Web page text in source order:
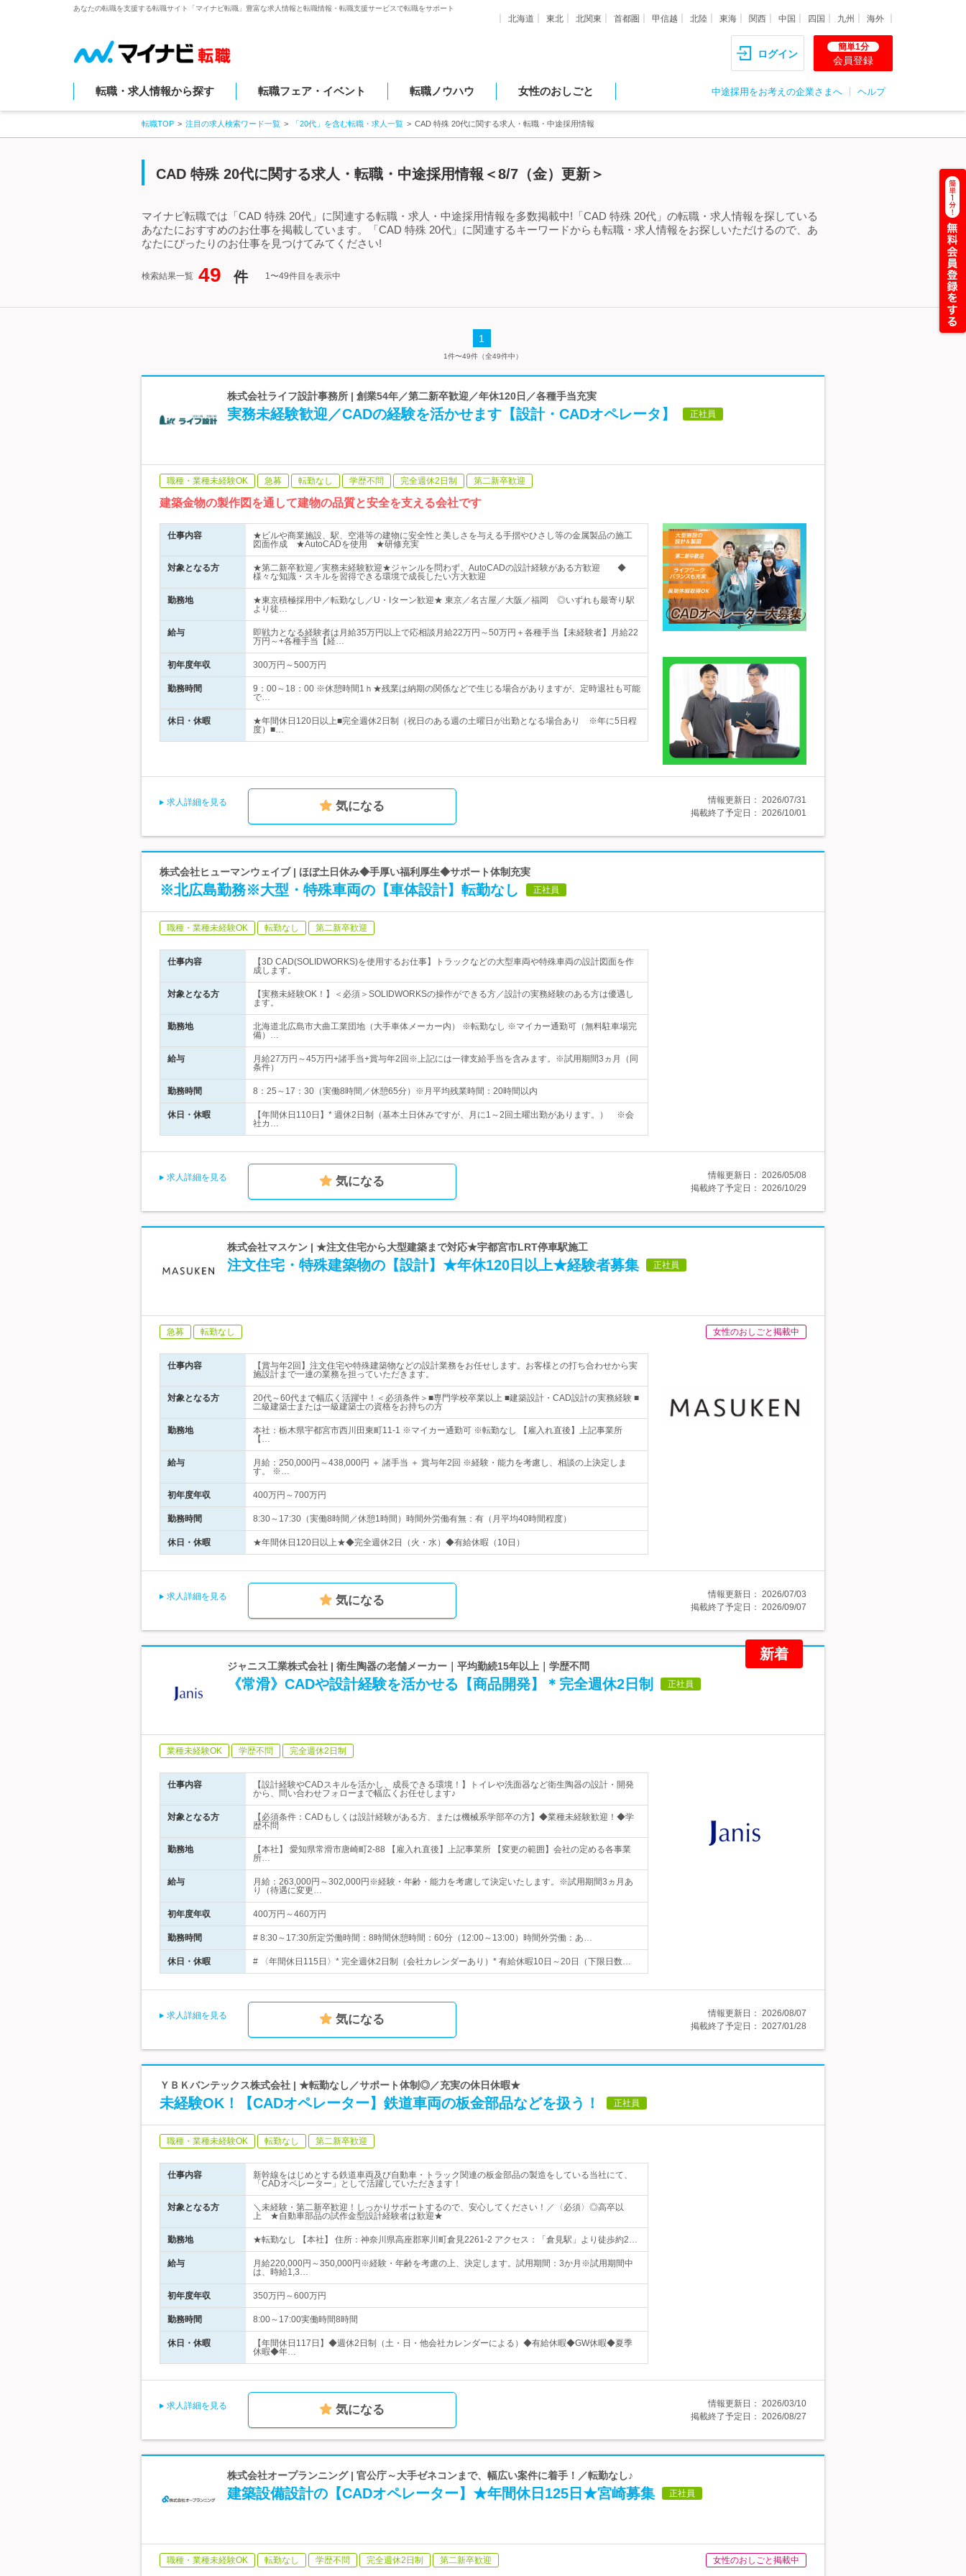
あなたの転職を支援する転職サイト「マイナビ転職」豊富な求人情報と転職情報・転職支援サービスで転職をサポート
北海道 東北 北関東 首都圏 甲信越 北陸 東海 関西 中国 四国 九州 海外
ログイン
簡単1分
会員登録
転職・求人情報から探す 転職フェア・イベント 転職ノウハウ 女性のおしごと 中途採用をお考えの企業さまへ ヘルプ
転職TOP 注目の求人検索ワード一覧 「20代」を含む転職・求人一覧 CAD 特殊 20代に関する求人・転職・中途採用情報
CAD 特殊 20代に関する求人・転職・中途採用情報＜8/7（金）更新＞
マイナビ転職では「CAD 特殊 20代」に関連する転職・求人・中途採用情報を多数掲載中!「CAD 特殊 20代」の転職・求人情報を探している
あなたにおすすめのお仕事を掲載しています。「CAD 特殊 20代」に関連するキーワードからも転職・求人情報をお探しいただけるので、あ
なたにぴったりのお仕事を見つけてみてください!
検索結果一覧 49 件 1〜49件目を表示中
1
1件〜49件（全49件中）
株式会社ライフ設計事務所 | 創業54年／第二新卒歓迎／年休120日／各種手当充実
実務未経験歓迎／CADの経験を活かせます【設計・CADオペレータ】 正社員
職種・業種未経験OK 急募 転勤なし 学歴不問 完全週休2日制 第二新卒歓迎
建築金物の製作図を通して建物の品質と安全を支える会社です
仕事内容
★ビルや商業施設、駅、空港等の建物に安全性と美しさを与える手摺やひさし等の金属製品の施工
図面作成 ★AutoCADを使用 ★研修充実
対象となる方
★第二新卒歓迎／実務未経験歓迎★ジャンルを問わず、AutoCADの設計経験がある方歓迎 ◆
様々な知識・スキルを習得できる環境で成長したい方大歓迎
勤務地
★東京積極採用中／転勤なし／U・Iターン歓迎★ 東京／名古屋／大阪／福岡 ◎いずれも最寄り駅
より徒…
給与
即戦力となる経験者は月給35万円以上で応相談月給22万円～50万円＋各種手当【未経験者】月給22
万円～+各種手当【経…
初年度年収 300万円～500万円
勤務時間
9：00～18：00 ※休憩時間1ｈ★残業は納期の関係などで生じる場合がありますが、定時退社も可能
で…
休日・休暇
★年間休日120日以上■完全週休2日制（祝日のある週の土曜日が出勤となる場合あり ※年に5日程
度）■…
求人詳細を見る 気になる 情報更新日： 2026/07/31
掲載終了予定日： 2026/10/01
株式会社ヒューマンウェイブ | ほぼ土日休み◆手厚い福利厚生◆サポート体制充実
※北広島勤務※大型・特殊車両の【車体設計】転勤なし 正社員
職種・業種未経験OK 転勤なし 第二新卒歓迎
仕事内容
【3D CAD(SOLIDWORKS)を使用するお仕事】トラックなどの大型車両や特殊車両の設計図面を作
成します。
対象となる方
【実務未経験OK！】＜必須＞SOLIDWORKSの操作ができる方／設計の実務経験のある方は優遇し
ます。
勤務地
北海道北広島市大曲工業団地（大手車体メーカー内） ※転勤なし ※マイカー通勤可（無料駐車場完
備）…
給与
月給27万円～45万円+諸手当+賞与年2回※上記には一律支給手当を含みます。※試用期間3ヵ月（同
条件）
勤務時間 8：25～17：30（実働8時間／休憩65分）※月平均残業時間：20時間以内
休日・休暇
【年間休日110日】* 週休2日制（基本土日休みですが、月に1～2回土曜出勤があります。） ※会
社カ…
求人詳細を見る 気になる 情報更新日： 2026/05/08
掲載終了予定日： 2026/10/29
株式会社マスケン | ★注文住宅から大型建築まで対応★宇都宮市LRT停車駅施工
注文住宅・特殊建築物の【設計】★年休120日以上★経験者募集 正社員
急募 転勤なし 女性のおしごと掲載中
仕事内容
【賞与年2回】注文住宅や特殊建築物などの設計業務をお任せします。お客様との打ち合わせから実
施設計まで一連の業務を担っていただきます。
対象となる方
20代～60代まで幅広く活躍中！＜必須条件＞■専門学校卒業以上 ■建築設計・CAD設計の実務経験 ■
二級建築士または一級建築士の資格をお持ちの方
勤務地
本社：栃木県宇都宮市西川田東町11-1 ※マイカー通勤可 ※転勤なし 【雇入れ直後】上記事業所
【…
給与
月給：250,000円～438,000円 ＋ 諸手当 ＋ 賞与年2回 ※経験・能力を考慮し、相談の上決定しま
す。 ※…
初年度年収 400万円～700万円
勤務時間 8:30～17:30（実働8時間／休憩1時間）時間外労働有無：有（月平均40時間程度）
休日・休暇 ★年間休日120日以上★◆完全週休2日（火・水）◆有給休暇（10日）
求人詳細を見る 気になる 情報更新日： 2026/07/03
掲載終了予定日： 2026/09/07
新着
ジャニス工業株式会社 | 衛生陶器の老舗メーカー｜平均勤続15年以上｜学歴不問
《常滑》CADや設計経験を活かせる【商品開発】＊完全週休2日制 正社員
業種未経験OK 学歴不問 完全週休2日制
仕事内容
【設計経験やCADスキルを活かし、成長できる環境！】トイレや洗面器など衛生陶器の設計・開発
から、問い合わせフォローまで幅広くお任せします♪
対象となる方
【必須条件：CADもしくは設計経験がある方、または機械系学部卒の方】◆業種未経験歓迎！◆学
歴不問
勤務地
【本社】 愛知県常滑市唐崎町2-88 【雇入れ直後】上記事業所 【変更の範囲】会社の定める各事業
所…
給与
月給：263,000円～302,000円※経験・年齢・能力を考慮して決定いたします。※試用期間3ヵ月あ
り（待遇に変更…
初年度年収 400万円～460万円
勤務時間 # 8:30～17:30所定労働時間：8時間休憩時間：60分（12:00～13:00）時間外労働：あ…
休日・休暇 # 〈年間休日115日〉* 完全週休2日制（会社カレンダーあり）* 有給休暇10日～20日（下限日数…
求人詳細を見る 気になる 情報更新日： 2026/08/07
掲載終了予定日： 2027/01/28
ＹＢＫバンテックス株式会社 | ★転勤なし／サポート体制◎／充実の休日休暇★
未経験OK！【CADオペレーター】鉄道車両の板金部品などを扱う！ 正社員
職種・業種未経験OK 転勤なし 第二新卒歓迎
仕事内容
新幹線をはじめとする鉄道車両及び自動車・トラック関連の板金部品の製造をしている当社にて、
「CADオペレーター」として活躍していただきます！
対象となる方
＼未経験・第二新卒歓迎！しっかりサポートするので、安心してください！／〈必須〉◎高卒以
上 ★自動車部品の試作金型設計経験者は歓迎★
勤務地 ★転勤なし 【本社】 住所：神奈川県高座郡寒川町倉見2261-2 アクセス：「倉見駅」より徒歩約2…
給与
月給220,000円～350,000円※経験・年齢を考慮の上、決定します。試用期間：3か月※試用期間中
は、時給1,3…
初年度年収 350万円～600万円
勤務時間 8:00～17:00実働時間8時間
休日・休暇
【年間休日117日】◆週休2日制（土・日・他会社カレンダーによる）◆有給休暇◆GW休暇◆夏季
休暇◆年…
求人詳細を見る 気になる 情報更新日： 2026/03/10
掲載終了予定日： 2026/08/27
株式会社オープランニング | 官公庁～大手ゼネコンまで、幅広い案件に着手！／転勤なし♪
建築設備設計の【CADオペレーター】★年間休日125日★宮崎募集 正社員
職種・業種未経験OK 転勤なし 学歴不問 完全週休2日制 第二新卒歓迎 女性のおしごと掲載中